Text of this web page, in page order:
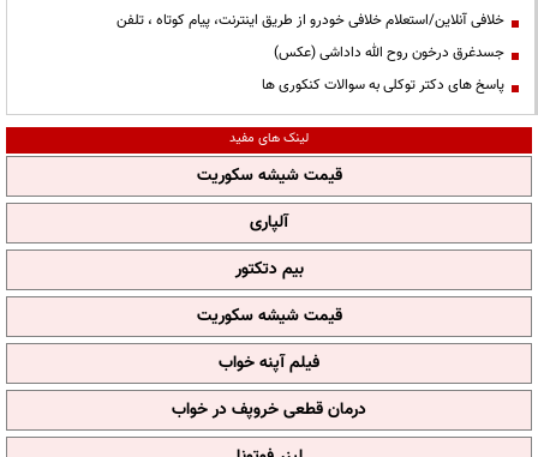
خلافی آنلاین/استعلام خلافی خودرو از طریق اینترنت، پیام کوتاه ، تلفن
جسدغرق درخون روح الله داداشی (عکس)
پاسخ های دکتر توکلی به سوالات کنکوری ها
لینک های مفید
قیمت شیشه سکوریت
آلپاری
بیم دتکتور
قیمت شیشه سکوریت
فیلم آپنه خواب
درمان قطعی خروپف در خواب